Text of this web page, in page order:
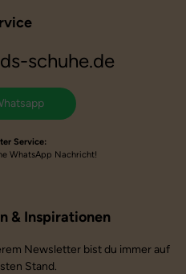
schuhe.de
Service:
WhatsApp Nachricht!
Newsletter bist du immer auf
Stand.